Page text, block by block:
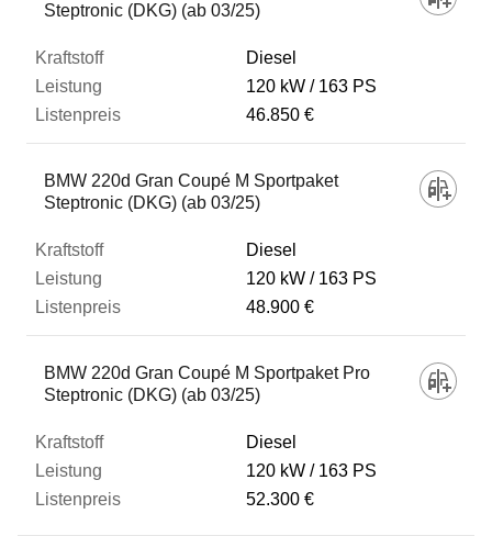
Steptronic (DKG) (ab 03/25)
Diesel
120 kW
163 PS
46.850 €
BMW 220d Gran Coupé M Sportpaket
Steptronic (DKG) (ab 03/25)
Diesel
120 kW
163 PS
48.900 €
BMW 220d Gran Coupé M Sportpaket Pro
Steptronic (DKG) (ab 03/25)
Diesel
120 kW
163 PS
52.300 €